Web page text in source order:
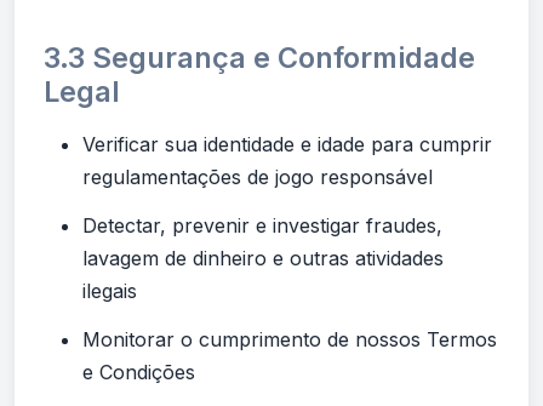
3.3 Segurança e Conformidade
Legal
Verificar sua identidade e idade para cumprir
regulamentações de jogo responsável
Detectar, prevenir e investigar fraudes,
lavagem de dinheiro e outras atividades
ilegais
Monitorar o cumprimento de nossos Termos
e Condições